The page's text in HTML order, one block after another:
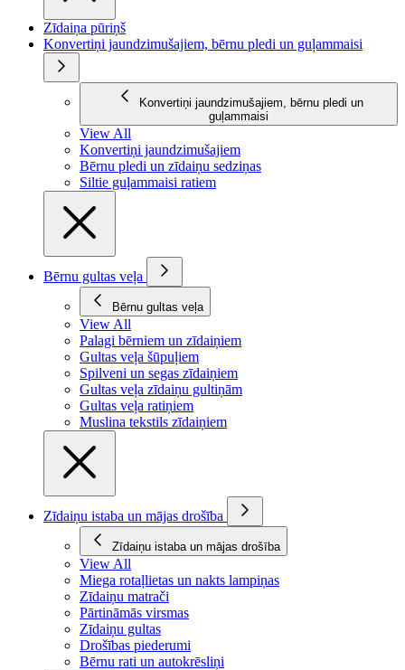
Zīdaiņa pūriņš
Konvertiņi jaundzimušajiem, bērnu pledi un guļammaisi
Konvertiņi jaundzimušajiem, bērnu pledi un
guļammaisi
View All
Konvertiņi jaundzimušajiem
Bērnu pledi un zīdaiņu sedziņas
Siltie guļammaisi ratiem
Bērnu gultas veļa
Bērnu gultas veļa
View All
Palagi bērniem un zīdaiņiem
Gultas veļa šūpuļiem
Spilveni un segas zīdaiņiem
Gultas veļa zīdaiņu gultiņām
Gultas veļa ratiņiem
Muslina tekstils zīdaiņiem
Zīdaiņu istaba un mājas drošība
Zīdaiņu istaba un mājas drošība
View All
Miega rotaļlietas un nakts lampiņas
Zīdaiņu matrači
Pārtināmās virsmas
Zīdaiņu gultas
Drošības piederumi
Bērnu rati un autokrēsliņi